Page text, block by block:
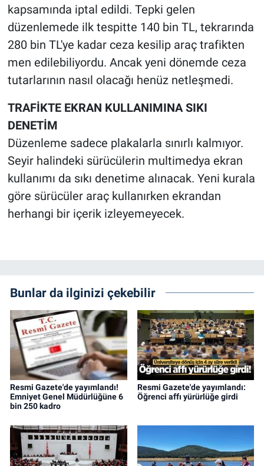
kapsamında iptal edildi. Tepki gelen
düzenlemede ilk tespitte 140 bin TL, tekrarında
280 bin TL'ye kadar ceza kesilip araç trafikten
men edilebiliyordu. Ancak yeni dönemde ceza
tutarlarının nasıl olacağı henüz netleşmedi.
TRAFİKTE EKRAN KULLANIMINA SIKI
DENETİM
Düzenleme sadece plakalarla sınırlı kalmıyor.
Seyir halindeki sürücülerin multimedya ekran
kullanımı da sıkı denetime alınacak. Yeni kurala
göre sürücüler araç kullanırken ekrandan
herhangi bir içerik izleyemeyecek.
Bunlar da ilginizi çekebilir
Resmi Gazete'de yayımlandı!
Emniyet Genel Müdürlüğüne 6
bin 250 kadro
Resmi Gazete'de yayımlandı:
Öğrenci affı yürürlüğe girdi